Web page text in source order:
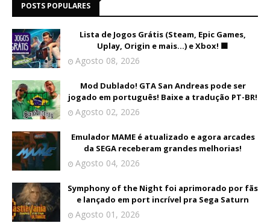
POSTS POPULARES
Lista de Jogos Grátis (Steam, Epic Games,
Uplay, Origin e mais...) e Xbox! 🟩
Agosto 08, 2026
Mod Dublado! GTA San Andreas pode ser
jogado em português! Baixe a tradução PT-BR!
Agosto 02, 2026
Emulador MAME é atualizado e agora arcades
da SEGA receberam grandes melhorias!
Agosto 04, 2026
Symphony of the Night foi aprimorado por fãs
e lançado em port incrível pra Sega Saturn
Agosto 01, 2026